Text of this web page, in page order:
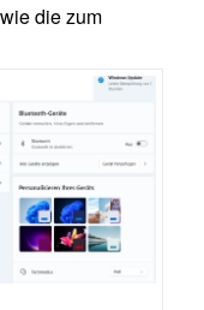
die zum